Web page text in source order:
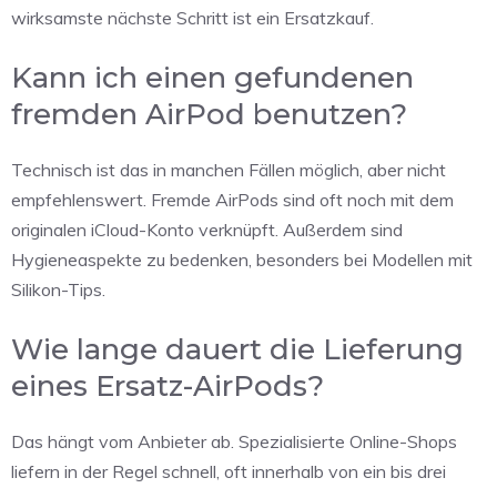
wirksamste nächste Schritt ist ein Ersatzkauf.
Kann ich einen gefundenen
fremden AirPod benutzen?
Technisch ist das in manchen Fällen möglich, aber nicht
empfehlenswert. Fremde AirPods sind oft noch mit dem
originalen iCloud-Konto verknüpft. Außerdem sind
Hygieneaspekte zu bedenken, besonders bei Modellen mit
Silikon-Tips.
Wie lange dauert die Lieferung
eines Ersatz-AirPods?
Das hängt vom Anbieter ab. Spezialisierte Online-Shops
liefern in der Regel schnell, oft innerhalb von ein bis drei